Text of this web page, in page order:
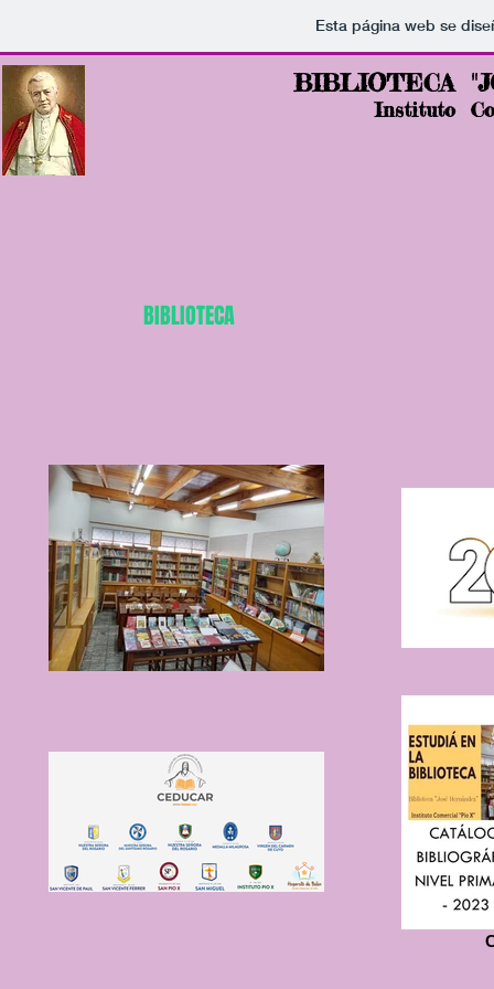
Esta página web se
BIBLIOTECA
Instituto
BIBLIOTECA